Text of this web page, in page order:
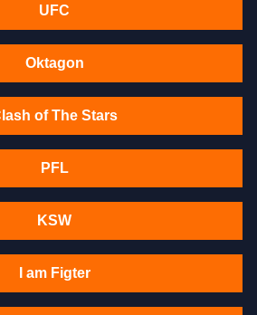
UFC
Oktagon
of The Stars
PFL
KSW
I am Figter